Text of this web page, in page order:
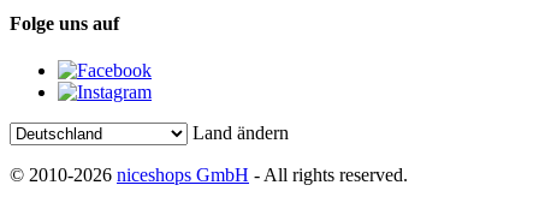
Folge uns auf
Land ändern
© 2010-2026 niceshops GmbH - All rights reserved.